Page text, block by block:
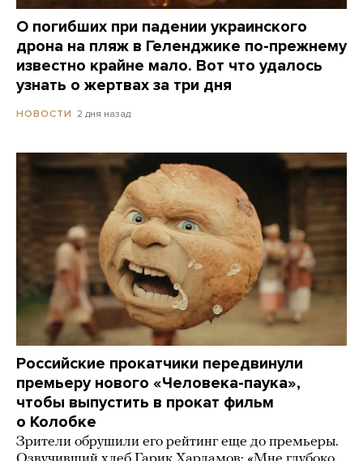
О погибших при падении украинского
дрона на пляж в Геленджике по-прежнему
известно крайне мало. Вот что удалось
узнать о жертвах за три дня
НОВОСТИ 2 дня назад
Российские прокатчики передвинули
премьеру нового «Человека-паука»,
чтобы выпустить в прокат фильм
о Колобке
Зрители обрушили его рейтинг еще до премьеры.